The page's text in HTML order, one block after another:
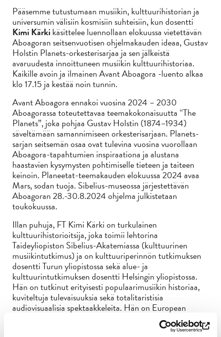
Pääsemme tutustumaan musiikin, kulttuurihistorian ja
universumin välisiin kosmisiin suhteisiin, kun dosentti
Kimi Kärkikäsittelee luennollaan elokuussa vietettävän
Aboagoran seitsenvuotisen ohjelmakauden ideaa, Gustav
Holstin Planets-orkesterisarjaa ja sen jälkeistä
avaruudesta innoittuneen musiikin kulttuurihistoriaa.
Kaikille avoin ja ilmainen Avant Aboagora -luento alkaa
klo 17.15 ja kestää noin tunnin.
Avant Aboagora ennakoi vuosina 2024 – 2030
Aboagorassa toteutettavaa teemakokonaisuutta “The
Planets”, joka pohjaa Gustav Holstin (1874–1934)
säveltämään samannimiseen orkesterisarjaan. Planets-
sarjan seitsemän osaa ovat tulevina vuosina vuorollaan
Aboagora-tapahtumien inspiraationa ja alustana
haastavien kysymysten pohtimiselle tieteen ja taiteen
keinoin. Planeetat-teemakauden elokuussa 2024 avaa
Mars, sodan tuoja. Sibelius-museossa järjestettävän
Aboagoran 28.-30.8.2024 ohjelma julkistetaan
toukokuussa.
Illan puhuja, FT Kimi Kärki on turkulainen
kulttuurihistorioitsija, joka toimii lehtorina
Taideyliopiston Sibelius-Akatemiassa (kulttuurinen
musiikintutkimus) ja on kulttuuriperinnön tutkimuksen
dosentti Turun yliopistossa sekä alue- ja
kulttuurintutkimuksen dosentti Helsingin yliopistossa.
Hän on tutkinut erityisesti populaarimusiikin historiaa,
kuviteltuja tulevaisuuksia sekä totalitaristisia
audiovisuaalisia spektaakkeleita. Hän on European
Popular Culture Associationin presidentti (2023-2026)
ja johtaa hanketta Fasismin lumo ja affektiivinen perintö